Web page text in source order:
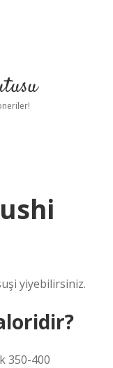
yiyebilirsiniz.
350-400